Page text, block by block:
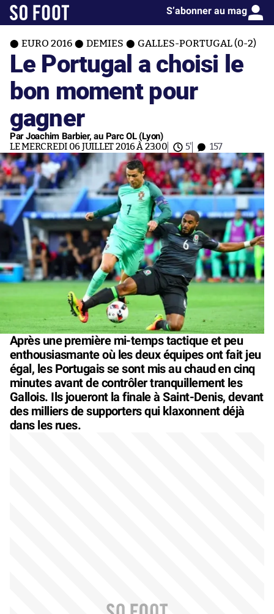
S’abonner au mag
EURO 2016 DEMIES GALLES-PORTUGAL (0-2)
Le Portugal a choisi le
bon moment pour
gagner
Par Joachim Barbier, au Parc OL (Lyon)
LE MERCREDI 06 JUILLET 2016 À 23:00 5' 157
Après une première mi-temps tactique et peu
enthousiasmante où les deux équipes ont fait jeu
égal, les Portugais se sont mis au chaud en cinq
minutes avant de contrôler tranquillement les
Gallois. Ils joueront la finale à Saint-Denis, devant
des milliers de supporters qui klaxonnent déjà
dans les rues.